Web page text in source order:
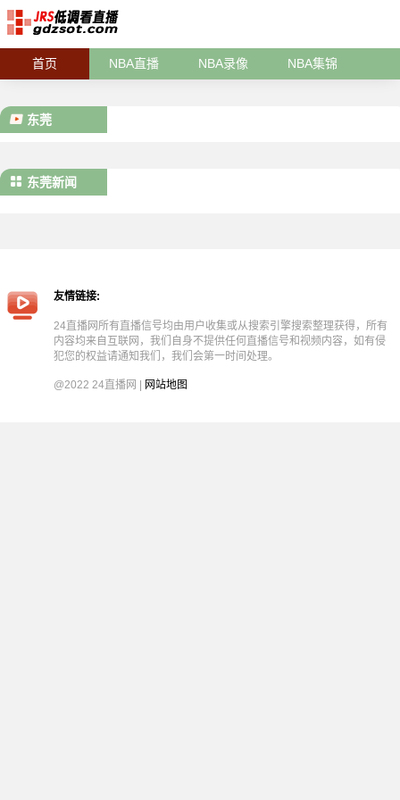
首页 NBA直播 NBA录像 NBA集锦
东莞
东莞新闻
友情链接:
24直播网所有直播信号均由用户收集或从搜索引擎搜索整理获得，所有
内容均来自互联网，我们自身不提供任何直播信号和视频内容，如有侵
犯您的权益请通知我们，我们会第一时间处理。
@2022 24直播网 | 网站地图